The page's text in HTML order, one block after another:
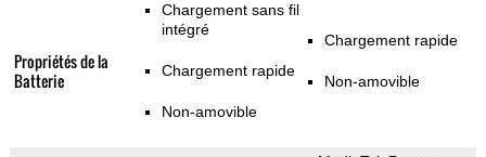
Propriétés de la
Batterie
Chargement sans fil
intégré
Chargement rapide
Non-amovible
Chargement rapide
Non-amovible